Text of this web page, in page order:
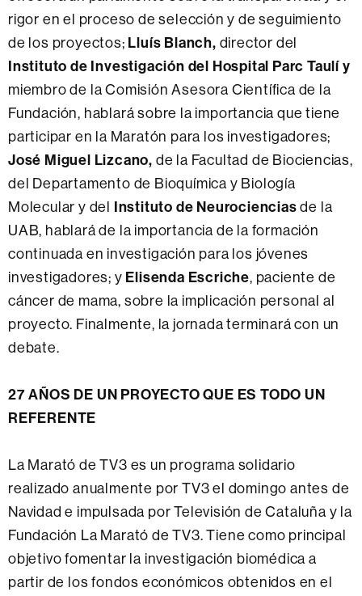
rigor en el proceso de selección y de seguimiento
de los proyectos; Lluís Blanch, director del
Instituto de Investigación del Hospital Parc Taulí y
miembro de la Comisión Asesora Científica de la
Fundación, hablará sobre la importancia que tiene
participar en la Maratón para los investigadores;
José Miguel Lizcano, de la Facultad de Biociencias,
del Departamento de Bioquímica y Biología
Molecular y del Instituto de Neurociencias de la
UAB, hablará de la importancia de la formación
continuada en investigación para los jóvenes
investigadores; y Elisenda Escriche, paciente de
cáncer de mama, sobre la implicación personal al
proyecto. Finalmente, la jornada terminará con un
debate.
27 AÑOS DE UN PROYECTO QUE ES TODO UN
REFERENTE
La Marató de TV3 es un programa solidario
realizado anualmente por TV3 el domingo antes de
Navidad e impulsada por Televisión de Cataluña y la
Fundación La Marató de TV3. Tiene como principal
objetivo fomentar la investigación biomédica a
partir de los fondos económicos obtenidos en el